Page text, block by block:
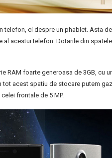
ci despre un phablet. Asta
al acestui telefon. Dotarile din
RAM foarte generoasa de 3GB, cu
tot acest spatiu de stocare putem
frontale de 5 MP.